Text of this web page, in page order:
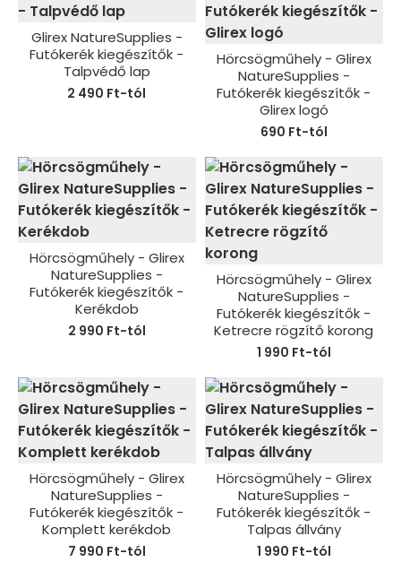
Glirex NatureSupplies -
Futókerék kiegészítők -
Talpvédő lap
2 490 Ft-tól
Hörcsögműhely - Glirex
NatureSupplies -
Futókerék kiegészítők -
Glirex logó
690 Ft-tól
Hörcsögműhely - Glirex
NatureSupplies -
Futókerék kiegészítők -
Kerékdob
2 990 Ft-tól
Hörcsögműhely - Glirex
NatureSupplies -
Futókerék kiegészítők -
Ketrecre rögzítő korong
1 990 Ft-tól
Hörcsögműhely - Glirex
NatureSupplies -
Futókerék kiegészítők -
Komplett kerékdob
7 990 Ft-tól
Hörcsögműhely - Glirex
NatureSupplies -
Futókerék kiegészítők -
Talpas állvány
1 990 Ft-tól